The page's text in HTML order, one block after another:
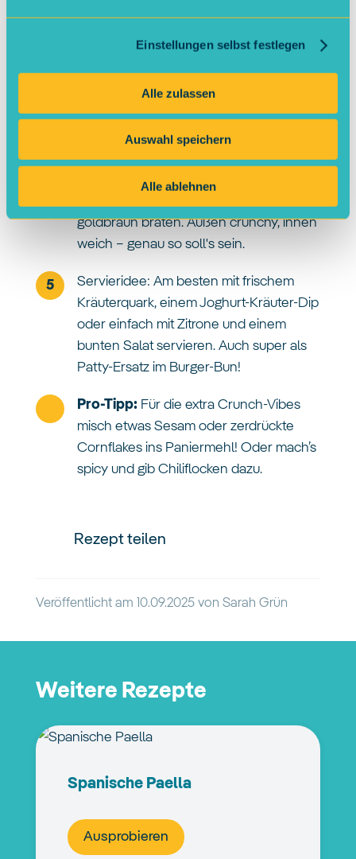
Einstellungen selbst festlegen
Alle zulassen
Auswahl speichern
Alle ablehnen
mit Salz & Pfeffer würzen, Teller 2:
Blumenkohlscheiben nacheinander in
Mehl, Ei und Paniermehl wenden. Tipp:
Leicht andrücken, damit alles gut haftet!
Ab in die Pfanne: Rapsöl in einer großen
Pfanne erhitzen. Die panierten
Blumenkohlscheiben darin bei mittlerer
goldbraun braten. Außen crunchy, innen
weich – genau so soll's sein.
Servieridee: Am besten mit frischem
Kräuterquark, einem Joghurt-Kräuter-Dip
oder einfach mit Zitrone und einem
bunten Salat servieren. Auch super als
Patty-Ersatz im Burger-Bun!
Pro-Tipp:Für die extra Crunch-Vibes
misch etwas Sesam oder zerdrückte
Cornflakes ins Paniermehl! Oder mach’s
spicy und gib Chiliflocken dazu.
Rezept teilen
Veröffentlicht am 10.09.2025von Sarah Grün
Weitere Rezepte
Spanische Paella
Ausprobieren